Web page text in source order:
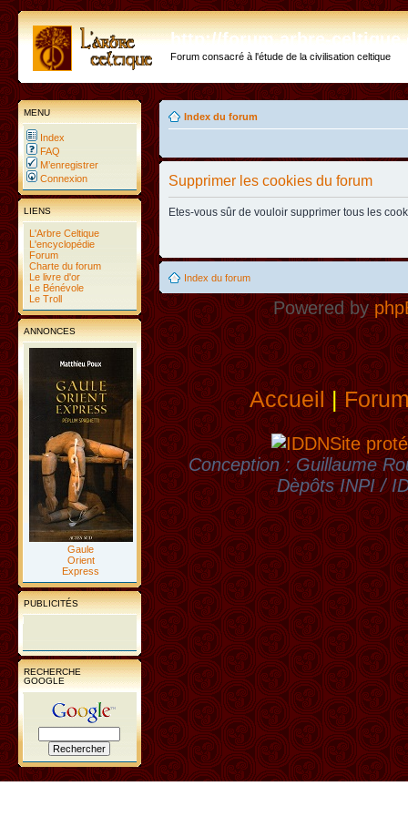
http://forum.arbre-
Forum consacré à l'étude de la civilisation celtique
MENU
Index
FAQ
M’enregistrer
Connexion
LIENS
L'Arbre Celtique
L'encyclopédie
Forum
Charte du forum
Le livre d'or
Le Bénévole
Le Troll
ANNONCES
Gaule
Orient
Express
PUBLICITÉS
RECHERCHE
GOOGLE
Index du forum
Supprimer les cookies du forum
Etes-vous sûr de vouloir supprimer tous les
Index du forum
Powered by
Accueil|
Site
Conception : Guillaume
Dèpôts INPI /